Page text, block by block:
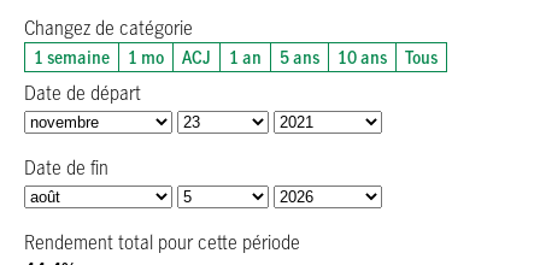
Changez de catégorie
1 semaine 1 mo ACJ 1 an 5 ans 10 ans Tous
Date de départ
Date de fin
Rendement total pour cette période